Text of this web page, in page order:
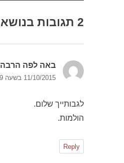
2 תגובות בנושא “Status for October”
באה לפה הרבה
11/10/2015 בשעה 23:39
לגבותייך שלום.
הולמות.
Reply